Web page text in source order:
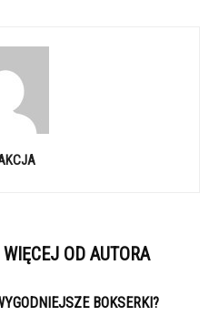
WIĘCEJ OD AUTORA
BOKSERKI?